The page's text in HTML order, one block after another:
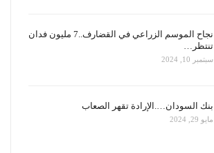
نجاح الموسم الزراعي في القضارف..7 مليون فدان
تنتظر…
سبتمبر 10, 2024
بنك السودان….الإرادة تقهر الصعاب
مايو 29, 2024